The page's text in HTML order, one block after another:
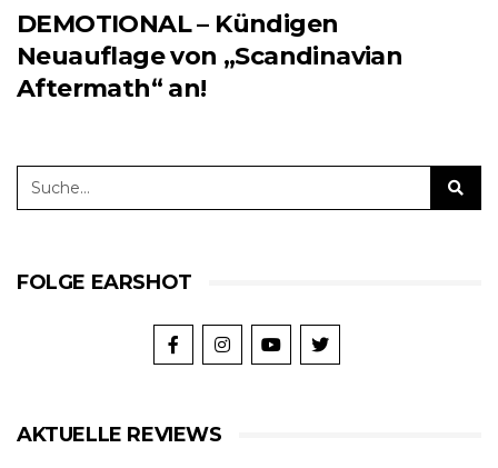
DEMOTIONAL – Kündigen
Neuauflage von „Scandinavian
Aftermath“ an!
FOLGE EARSHOT
AKTUELLE REVIEWS